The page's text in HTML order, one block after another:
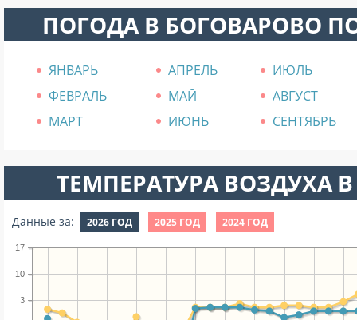
ПОГОДА В БОГОВАРОВО
ЯНВАРЬ АПРЕЛЬ
ИЮЛЬ
ФЕВРАЛЬ
МАЙ
АВГУСТ
МАРТ
ИЮНЬ СЕНТЯБРЬ
ТЕМПЕРАТУРА ВОЗДУХА В
Данные за: 2026 ГОД 2025 ГОД 2024 ГОД
3
10
17